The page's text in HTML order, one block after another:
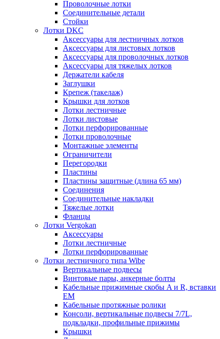
Проволочные лотки
Соединительные детали
Стойки
Лотки DKC
Аксессуары для лестничных лотков
Аксессуары для листовых лотков
Аксессуары для проволочных лотков
Аксессуары для тяжелых лотков
Держатели кабеля
Заглушки
Крепеж (такелаж)
Крышки для лотков
Лотки лестничные
Лотки листовые
Лотки перфорированные
Лотки проволочные
Монтажные элементы
Ограничители
Перегородки
Пластины
Пластины защитные (длина 65 мм)
Соединения
Соединительные накладки
Тяжелые лотки
Фланцы
Лотки Vergokan
Аксессуары
Лотки лестничные
Лотки перфорированные
Лотки лестничного типа Wibe
Вертикальные подвесы
Винтовые пары, анкерные болты
Кабельные прижимные скобы A и R, вставки
EM
Кабельные протяжные ролики
Консоли, вертикальные подвесы 7/7L,
подкладки, профильные прижимы
Крышки